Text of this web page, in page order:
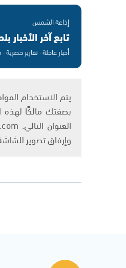
إذاعة الشمس
تابع آخر
أخبار عاجلة · تقارير حصرية
بصفتك مالكًا لهذه
وإرفاق تصوير